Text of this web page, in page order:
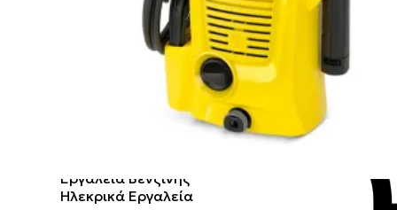
ΕΡΓΑΛΕΊΑ & ΕΞΟΠΛΙΣΜΌΣ
Εργαλεία Βενζίνης
Ηλεκρικά Εργαλεία